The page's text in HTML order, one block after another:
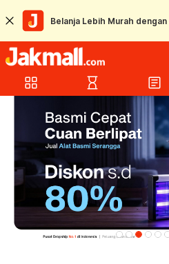
Belanja Lebih Murah dengan
grid_view hourglass_empty article